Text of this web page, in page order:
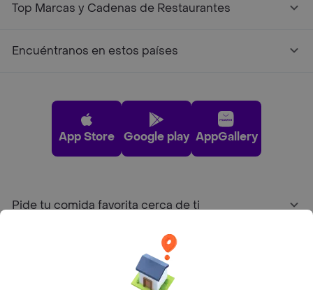
Top Marcas y Cadenas de Restaurantes
Encuéntranos en estos países
App Store Google play AppGallery
Pide tu comida favorita cerca de ti